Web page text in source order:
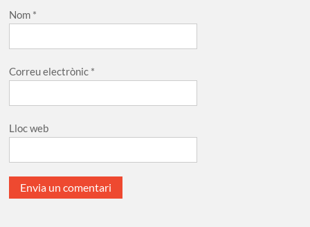
Nom *
Correu electrònic *
Lloc web